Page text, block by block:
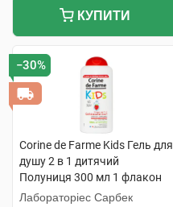
КУПИТИ
−30%
Corine de Farme Kids Гель для
душу 2 в 1 дитячий
Полуниця 300 мл 1 флакон
Лабораторіес Сарбек